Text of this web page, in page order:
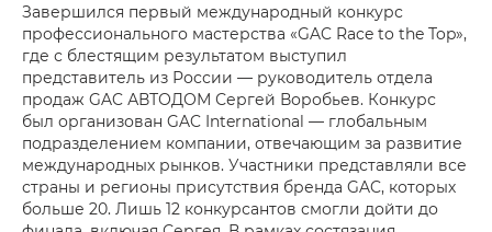
Завершился первый международный конкурс
профессионального мастерства «GAC Race to the Top»,
где с блестящим результатом выступил
представитель из России — руководитель отдела
продаж GAC АВТОДОМ Сергей Воробьев. Конкурс
был организован GAC International — глобальным
подразделением компании, отвечающим за развитие
международных рынков. Участники представляли все
страны и регионы присутствия бренда GAC, которых
больше 20. Лишь 12 конкурсантов смогли дойти до